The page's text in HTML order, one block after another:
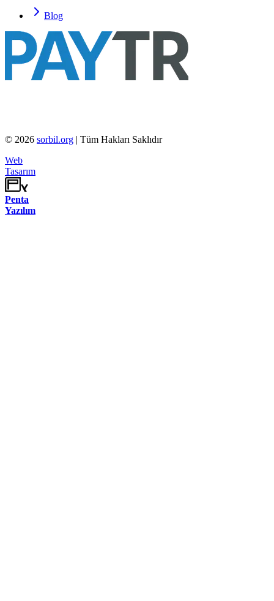
Blog
© 2026 sorbil.org | Tüm Hakları Saklıdır
Web
Tasarım
Penta
Yazılım